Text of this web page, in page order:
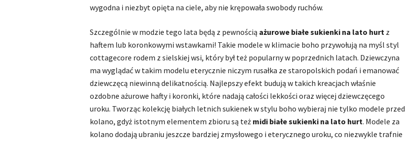
wygodna i niezbyt opięta na ciele, aby nie krępowała swobody ruchów.
Szczególnie w modzie tego lata będą z pewnością ażurowe białe sukienki na lato hurt z
haftem lub koronkowymi wstawkami! Takie modele w klimacie boho przywołują na myśl styl
cottagecore rodem z sielskiej wsi, który był też popularny w poprzednich latach. Dziewczyna
ma wyglądać w takim modelu eterycznie niczym rusałka ze staropolskich podań i emanować
dziewczęcą niewinną delikatnością. Najlepszy efekt budują w takich kreacjach właśnie
ozdobne ażurowe hafty i koronki, które nadają całości lekkości oraz więcej dziewczęcego
uroku. Tworząc kolekcję białych letnich sukienek w stylu boho wybieraj nie tylko modele przed
kolano, gdyż istotnym elementem zbioru są też midi białe sukienki na lato hurt. Modele za
kolano dodają ubraniu jeszcze bardziej zmysłowego i eterycznego uroku, co niezwykle trafnie